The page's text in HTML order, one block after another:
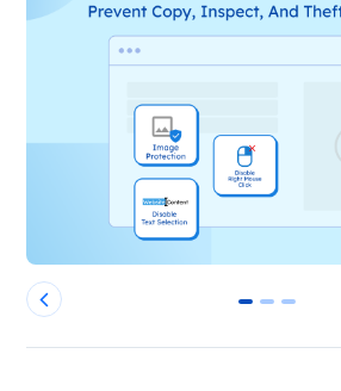
0 1 2